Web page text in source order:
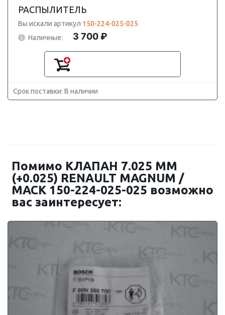
РАСПЫЛИТЕЛЬ
Вы искали артикул 150-224-025-025
Наличные:
3 700 ₽
Срок поставки: В наличии
Помимо КЛАПАН 7.025 ММ
(+0.025) RENAULT MAGNUM /
MACK 150-224-025-025 возможно
вас заинтересует: